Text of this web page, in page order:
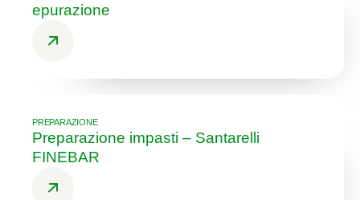
epurazione
PREPARAZIONE
Preparazione impasti – Santarelli
FINEBAR